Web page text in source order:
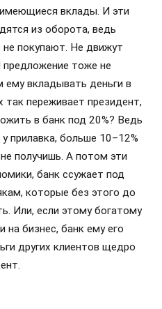
вклады. И эти
из оборота, ведь
не покупают. Не движут
предложение тоже не
вкладывать деньги в
так переживает президент,
в банк под 20%? Ведь
прилавка, больше 10–12%
получишь. А потом эти
банк ссужает под
которые без этого до
Или, если этому богатому
на бизнес, банк ему его
других клиентов щедро